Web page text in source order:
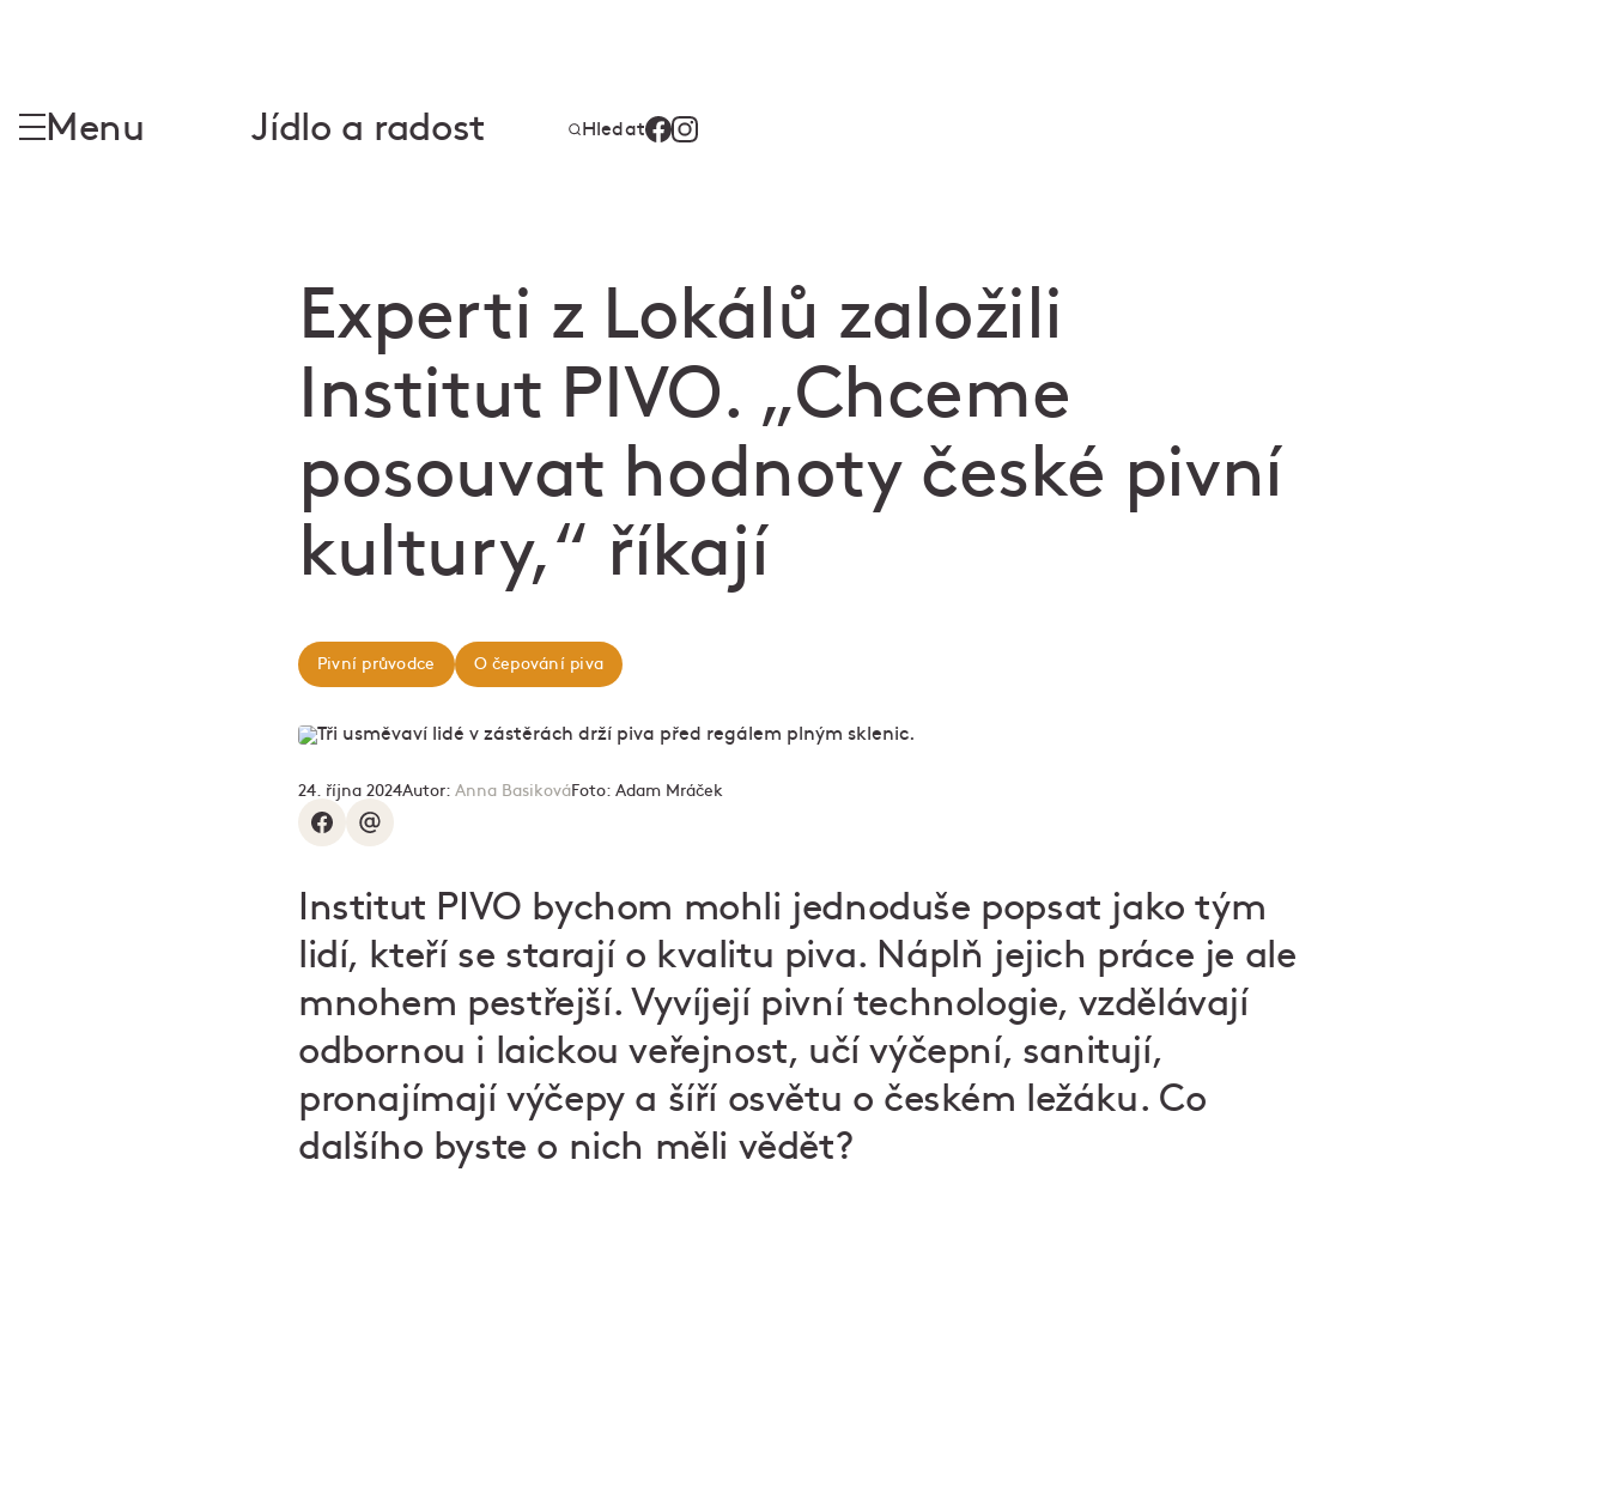
Menu Jídlo a radost Hledat
Experti z Lokálů založili
Institut PIVO. „Chceme
posouvat hodnoty české pivní
kultury,“ říkají
Pivní průvodce O čepování piva
24. října 2024Autor: Anna BasikováFoto: Adam Mráček
Institut PIVO bychom mohli jednoduše popsat jako tým
lidí, kteří se starají o kvalitu piva. Náplň jejich práce je ale
mnohem pestřejší. Vyvíjejí pivní technologie, vzdělávají
odbornou i laickou veřejnost, učí výčepní, sanitují,
pronajímají výčepy a šíří osvětu o českém ležáku. Co
dalšího byste o nich měli vědět?